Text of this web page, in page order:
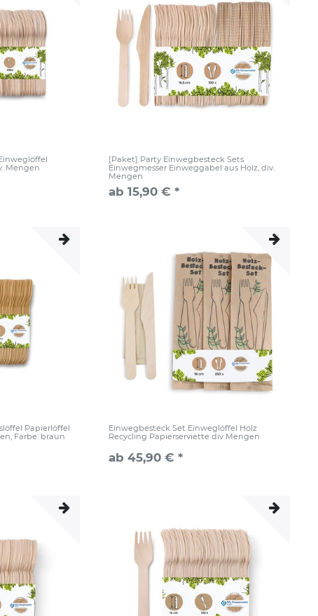
Mengen
[Paket] Party Einwegbesteck Sets
Einwegmesser Einweggabel aus Holz, div.
Mengen
ab 15,90 € *
Papierlöffel
, Farbe: braun
Einwegbesteck Set Einweglöffel Holz
Recycling Papierserviette div Mengen
ab 45,90 € *